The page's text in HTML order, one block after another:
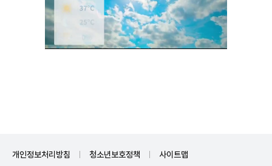
개인정보처리방침 청소년보호정책 사이트맵